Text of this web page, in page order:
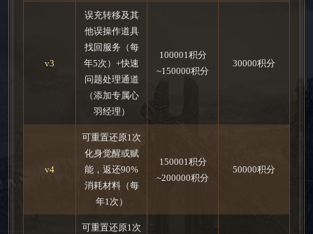
v3
误充转移及其
他误操作道具
找回服务（每
年5次）+快速
问题处理通道
（添加专属心
羽经理）
100001积分
~150000积分
30000积分
v4
可重置还原1次
化身觉醒或赋
能，返还90%
消耗材料（每
年1次）
150001积分
~200000积分
50000积分
可重置还原1次